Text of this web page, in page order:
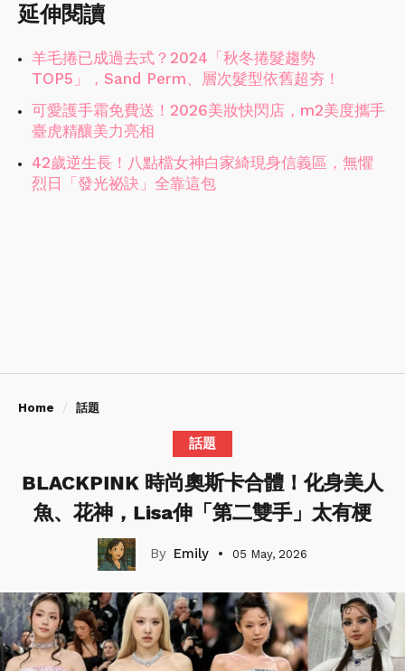
延伸閱讀
羊毛捲已成過去式？2024「秋冬捲髮趨勢
TOP5」，Sand Perm、層次髮型依舊超夯！
可愛護手霜免費送！2026美妝快閃店，m2美度攜手
臺虎精釀美力亮相
42歲逆生長！八點檔女神白家綺現身信義區，無懼
烈日「發光祕訣」全靠這包
Home 話題
話題
BLACKPINK 時尚奧斯卡合體！化身美人
魚、花神，Lisa伸「第二雙手」太有梗
Emily 05 May, 2026